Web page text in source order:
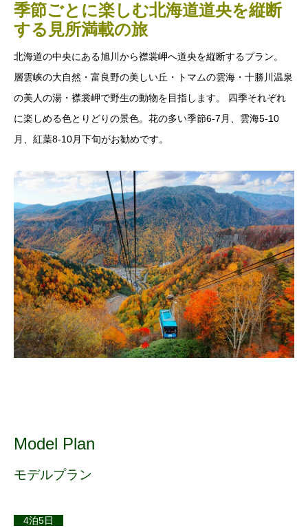
季節ごとに楽しむ北海道道央を縦断
する見所満載の旅
北海道の中央にある旭川から襟裳岬へ道央を縦断するプラン。
層雲峡の大自然・富良野の美しい丘・トマムの雲海・十勝川温泉
の美人の湯・襟裳岬で野生の動物を目指します。 四季それぞれ
に楽しめる色とりどりの景色。花の多い季節6-7月、雲海5-10
月、紅葉8-10月下旬がお勧めです。
Model Plan
モデルプラン
4泊5日